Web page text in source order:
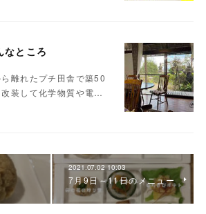
なところ
離れたプチ田舎で築50
装して化学物質や電…
2021.07.02 10:03
7月9日～11日のメニュー